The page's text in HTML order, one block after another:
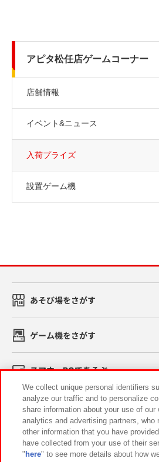
アピタ松任店ゲームコーナー
店舗情報
イベント&ニュース
入荷プライズ
設置ゲーム機
あそび場をさがす
ゲーム機をさがす
スマホ・PCであそぶ
イベント・キャンペーン
We collect unique personal identifiers
analyze our traffic and to personalize
share information about your use of our
analytics and advertising partners, who
other information that you have
have collected from your use of their
" here" to see more details about how